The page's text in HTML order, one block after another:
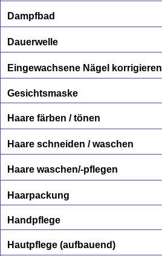
Dampfbad
Dauerwelle
Eingewachsene Nägel korrigieren
Gesichtsmaske
Haare färben / tönen
Haare schneiden / waschen
Haare waschen/-pflegen
Haarpackung
Handpflege
Hautpflege (aufbauend)